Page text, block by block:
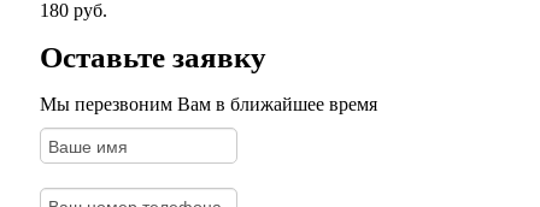
180 руб.
Оставьте заявку
Мы перезвоним Вам в ближайшее время